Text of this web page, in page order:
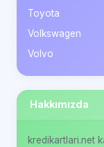
Toyota
Volkswagen
Volvo
Hakkımızda
kredikartlari.net